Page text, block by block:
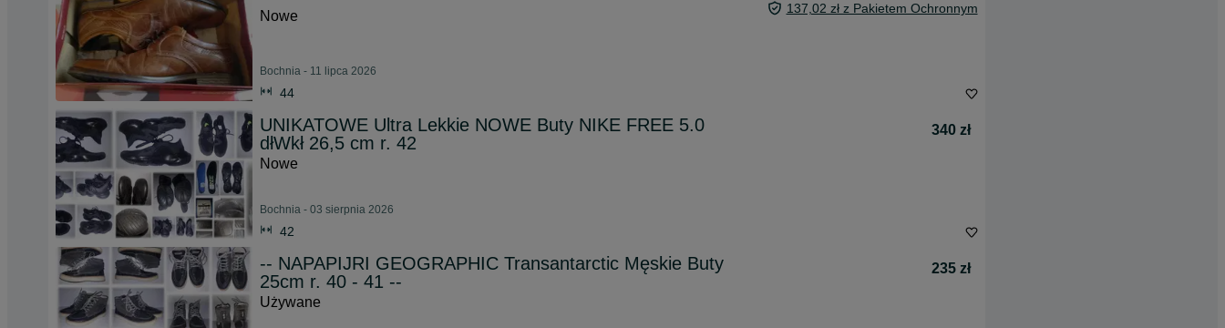
Nowe
137,02 zł z Pakietem Ochronnym
Bochnia - 11 lipca 2026
44
UNIKATOWE Ultra Lekkie NOWE Buty NIKE FREE 5.0
dłWkł 26,5 cm r. 42
340 zł
Nowe
Bochnia - 03 sierpnia 2026
42
-- NAPAPIJRI GEOGRAPHIC Transantarctic Męskie Buty
25cm r. 40 - 41 --
235 zł
Używane